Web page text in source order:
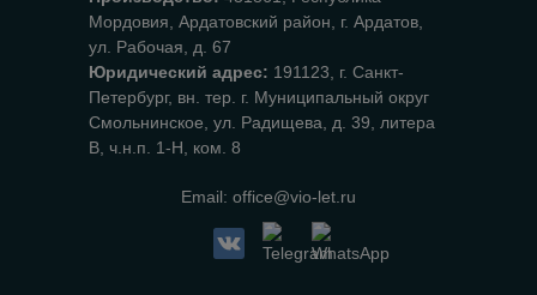
Мордовия, Ардатовский район, г. Ардатов,
ул. Рабочая, д. 67
Юридический адрес: 191123, г. Санкт-
Петербург, вн. тер. г. Муниципальный округ
Смольнинское, ул. Радищева, д. 39, литера
В, ч.н.п. 1-Н, ком. 8
Email: office@vio-let.ru